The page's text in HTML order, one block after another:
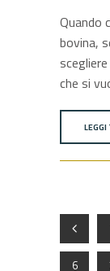
Quando
bovina,
che si
6